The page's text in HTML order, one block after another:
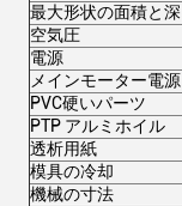
最大形状の面積と深
空気圧
電源
メインモーター電源
PVC硬いパーツ
PTP アルミホイル
透析用紙
模具の冷却
機械の寸法